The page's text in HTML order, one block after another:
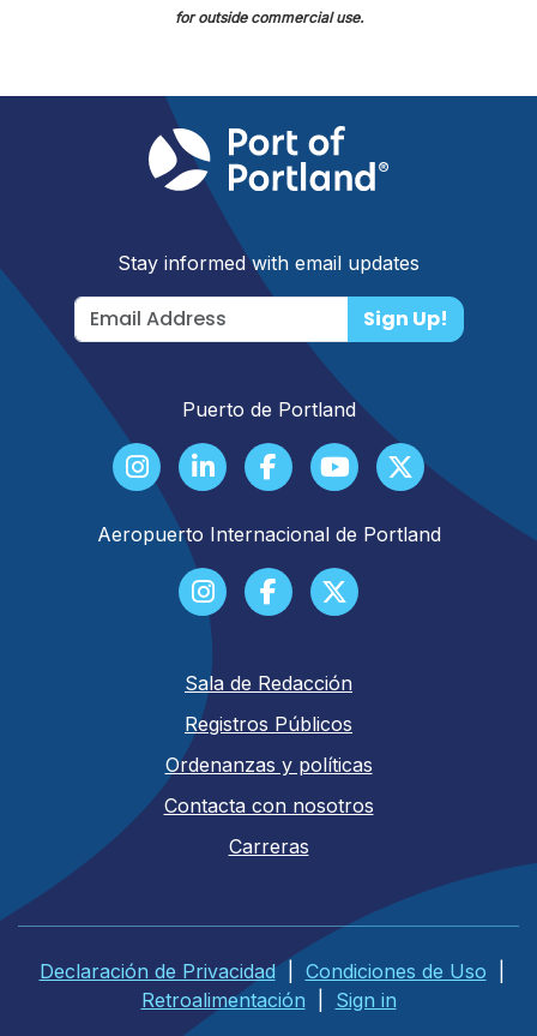
for outside commercial use.
Stay informed with email updates
Sign Up!
Puerto de Portland
Aeropuerto Internacional de Portland
Sala de Redacción
Registros Públicos
Ordenanzas y políticas
Contacta con nosotros
Carreras
Declaración de Privacidad | Condiciones de Uso
Retroalimentación
Sign in